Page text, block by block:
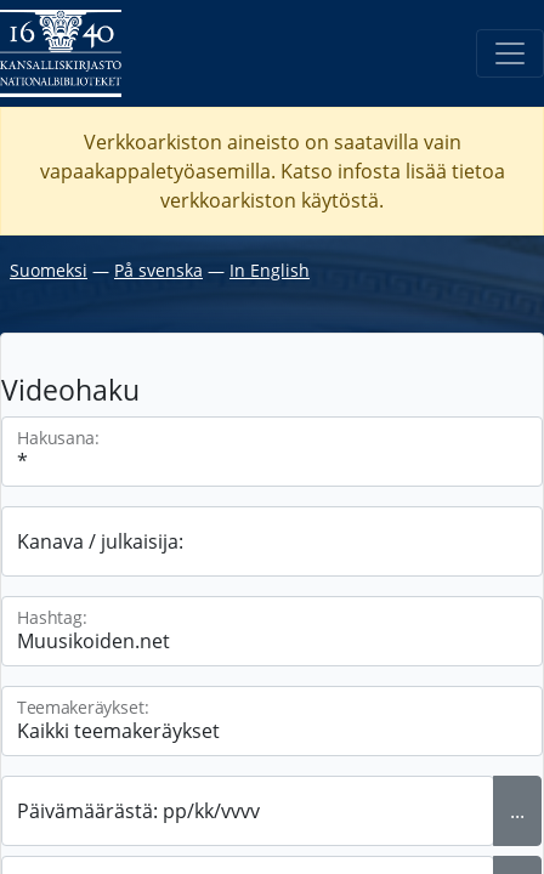
Verkkoarkiston aineisto on saatavilla vain
vapaakappaletyöasemilla. Katso infosta lisää tietoa
verkkoarkiston käytöstä.
Suomeksi ― På svenska ― In English
Videohaku
Hakusana:
Kanava / julkaisija:
Hashtag:
Teemakeräykset:
Päivämäärästä: pp/kk/vvvv ...